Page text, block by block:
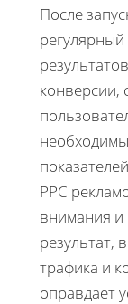
После
конверсии,
PPC
внимания и
трафика и
оправдает